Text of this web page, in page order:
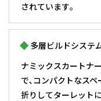
されています｡
多層ビルドシステ
ナミックスカートナ
で､コンパクトなス
折りしてターレット